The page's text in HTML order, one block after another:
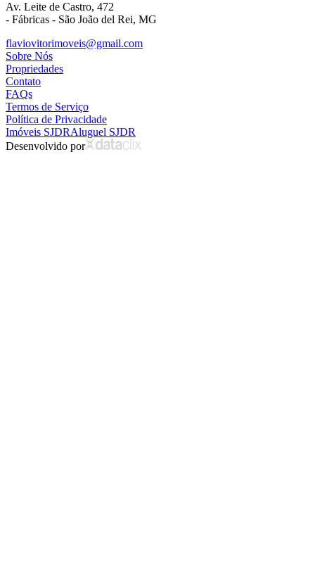
Av. Leite de Castro, 472
- Fábricas - São João del Rei, MG
flaviovitorimoveis@gmail.com
Sobre Nós
Propriedades
Contato
FAQs
Termos de Serviço
Política de Privacidade
Imóveis SJDRAluguel SJDR
Desenvolvido por